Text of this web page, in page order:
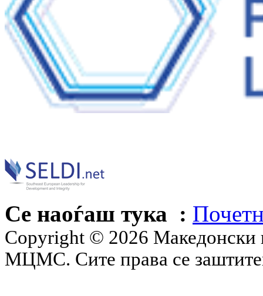
Се наоѓаш тука :
Copyright © 2026 Македонски
МЦМС. Сите права се